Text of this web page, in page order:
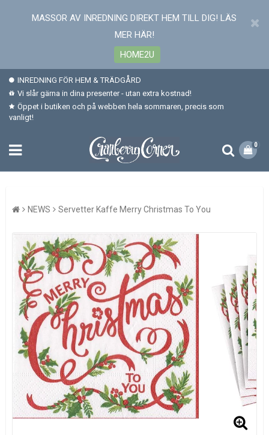
MASSOR AV INREDNING DIREKT HEM TILL DIG! LÄS
MER HÄR!
HOME2U
INREDNING FÖR HEM & TRÄDGÅRD
Vi slår gärna in dina presenter - utan extra kostnad!
Öppet i butiken och på webben hela sommaren, precis som
vanligt!
0
NEWS Servetter Kaffe Merry Christmas To You